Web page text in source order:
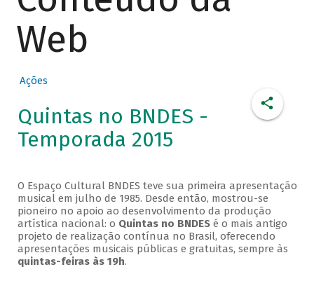
Web
Ações
Quintas no BNDES -
Temporada 2015
O Espaço Cultural BNDES teve sua primeira apresentação
musical em julho de 1985. Desde então, mostrou-se
pioneiro no apoio ao desenvolvimento da produção
artística nacional: o Quintas no BNDESé o mais antigo
projeto de realização contínua no Brasil, oferecendo
apresentações musicais públicas e gratuitas, sempre às
quintas-feiras às 19h.